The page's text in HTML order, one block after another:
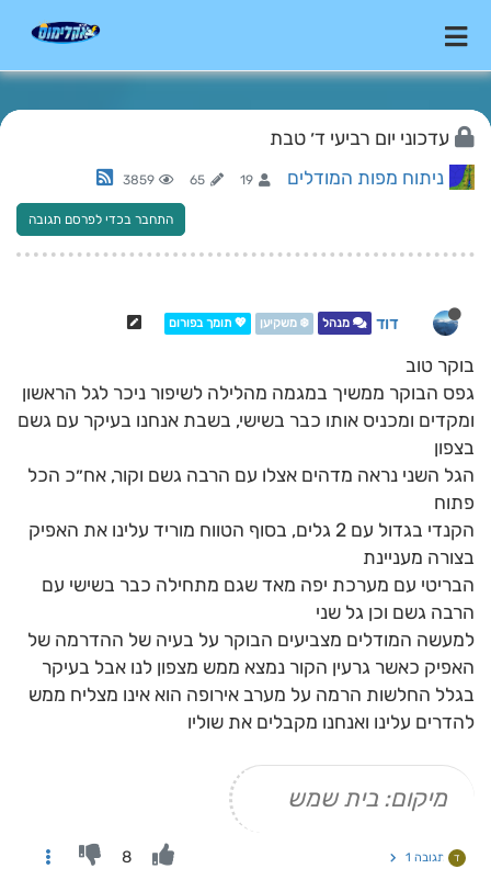
עדכוני יום רביעי ד׳ טבת
ניתוח מפות המודלים 19
65
3859
התחבר בכדי לפרסם תגובה
דוד מנהל ❄️ משקיען 💖 תומך בפורום
בוקר טוב
גפס הבוקר ממשיך במגמה מהלילה לשיפור ניכר לגל הראשון
ומקדים ומכניס אותו כבר בשישי, בשבת אנחנו בעיקר עם גשם
בצפון
הגל השני נראה מדהים אצלו עם הרבה גשם וקור, אח״כ הכל
פתוח
הקנדי בגדול עם 2 גלים, בסוף הטווח מוריד עלינו את האפיק
בצורה מעניינת
הבריטי עם מערכת יפה מאד שגם מתחילה כבר בשישי עם
הרבה גשם וכן גל שני
למעשה המודלים מצביעים הבוקר על בעיה של ההדרמה של
האפיק כאשר גרעין הקור נמצא ממש מצפון לנו אבל בעיקר
בגלל החלשות הרמה על מערב אירופה הוא אינו מצליח ממש
להדרים עלינו ואנחנו מקבלים את שוליו
מיקום: בית שמש
ד תגובה 1 8